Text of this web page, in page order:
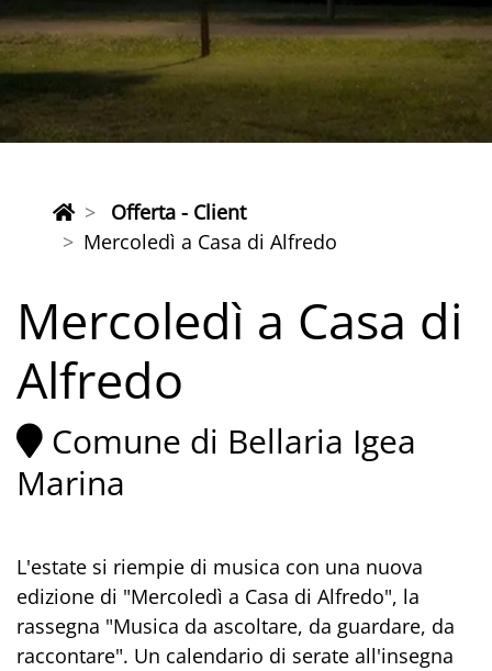
Offerta - Client
Mercoledì a Casa di Alfredo
Mercoledì a Casa di
Alfredo
Comune di Bellaria Igea
Marina
L'estate si riempie di musica con una nuova
edizione di "Mercoledì a Casa di Alfredo", la
rassegna "Musica da ascoltare, da guardare, da
raccontare". Un calendario di serate all'insegna